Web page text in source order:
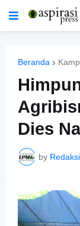
Beranda
Dies
by Redaksi